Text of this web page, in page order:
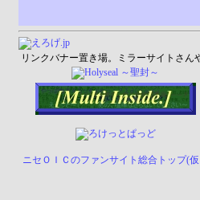
リンクバナー置き場。ミラーサイトさん
ニセＯＩＣのファンサイト総合トップ(仮